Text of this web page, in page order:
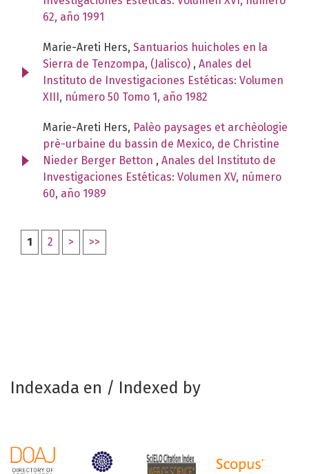
62, año 1991
Marie-Areti Hers, Santuarios huicholes en la
Sierra de Tenzompa, (Jalisco) , Anales del
Instituto de Investigaciones Estéticas: Volumen
XIII, número 50 Tomo 1, año 1982
Marie-Areti Hers, Palèo paysages et archèologie
prè-urbaine du bassin de Mexico, de Christine
Nieder Berger Betton , Anales del Instituto de
Investigaciones Estéticas: Volumen XV, número
60, año 1989
1 2 > >>
Indexada en / Indexed by